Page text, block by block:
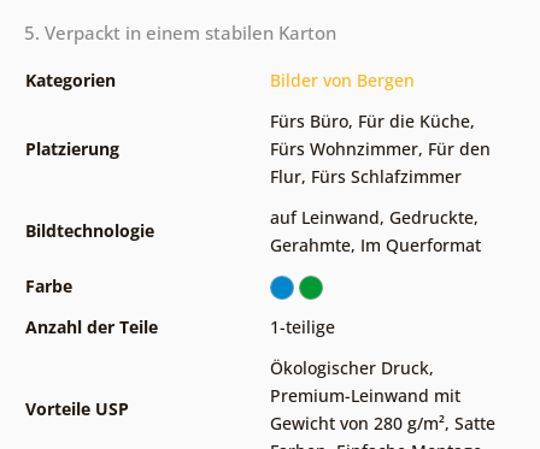
5. Verpackt in einem stabilen Karton
Kategorien Bilder von Bergen
Platzierung
Fürs Büro, Für die Küche,
Fürs Wohnzimmer, Für den
Flur, Fürs Schlafzimmer
Bildtechnologie
auf Leinwand, Gedruckte,
Gerahmte, Im Querformat
Farbe
Anzahl der Teile
1-teilige
Vorteile USP
Ökologischer Druck,
Premium-Leinwand mit
Gewicht von 280 g/m², Satte